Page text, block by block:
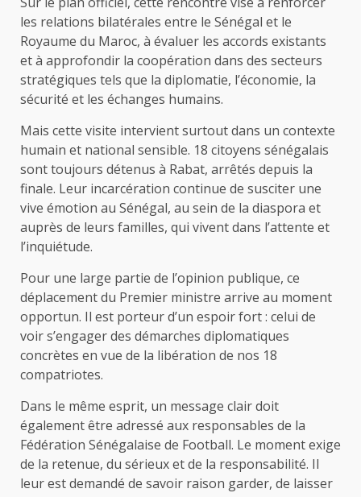
les relations bilatérales entre le Sénégal et le
Royaume du Maroc, à évaluer les accords existants
et à approfondir la coopération dans des secteurs
stratégiques tels que la diplomatie, l’économie, la
sécurité et les échanges humains.
Mais cette visite intervient surtout dans un contexte
humain et national sensible. 18 citoyens sénégalais
sont toujours détenus à Rabat, arrêtés depuis la
finale. Leur incarcération continue de susciter une
vive émotion au Sénégal, au sein de la diaspora et
auprès de leurs familles, qui vivent dans l’attente et
l’inquiétude.
Pour une large partie de l’opinion publique, ce
déplacement du Premier ministre arrive au moment
opportun. Il est porteur d’un espoir fort : celui de
voir s’engager des démarches diplomatiques
concrètes en vue de la libération de nos 18
compatriotes.
Dans le même esprit, un message clair doit
également être adressé aux responsables de la
Fédération Sénégalaise de Football. Le moment exige
de la retenue, du sérieux et de la responsabilité. Il
leur est demandé de savoir raison garder, de laisser